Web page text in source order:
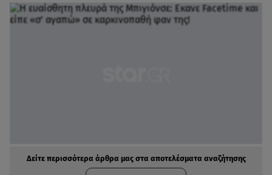
Δείτε περισσότερα άρθρα μας στα αποτελέσματα αναζήτησης